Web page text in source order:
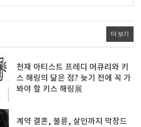
더 보기
천재 아티스트 프레디 머큐리와 키
스 해링의 닮은 점? 늦기 전에 꼭 가
봐야 할 키스 해링展
계약 결혼, 불륜, 살인까지 막장드